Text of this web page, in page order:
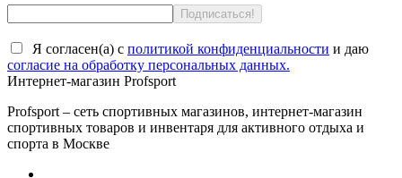
Я согласен(a) с политикой конфиденциальности и даю
согласие на обработку персональных данных.
Интернет-магазин Profsport
Profsport – сеть спортивных магазинов, интернет-магазин
спортивных товаров и инвентаря для активного отдыха и
спорта в Москве